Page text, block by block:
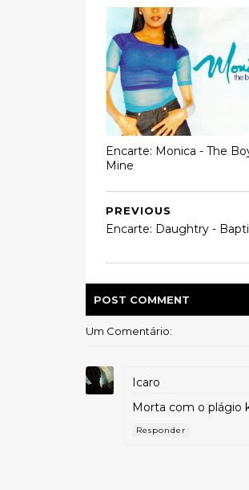
Encarte: Monica - The
Mine
PREVIOUS
Encarte: Daughtry -
POST COMMENT
Um Comentário:
Icaro
Morta com o plágio
Responder